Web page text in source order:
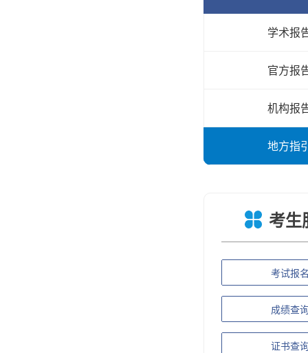
学术报
官方报
机构报
地方指
考生
考试报
成绩查
证书查